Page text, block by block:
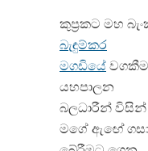
කුප්‍රකට මහ
බැඳුම්කර
මගඩියේවගකීම
යහපාලන
බලධාරීන් විසින්
මගේ ඇඟේ